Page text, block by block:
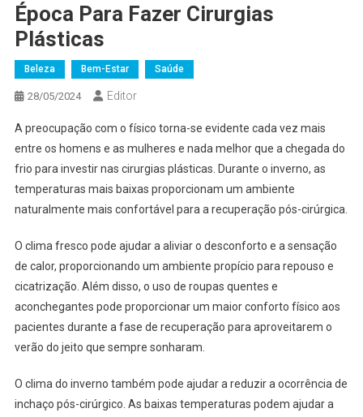
Época Para Fazer Cirurgias
Plásticas
Beleza Bem-Estar Saúde
28/05/2024 Editor
A preocupação com o físico torna-se evidente cada vez mais
entre os homens e as mulheres e nada melhor que a chegada do
frio para investir nas cirurgias plásticas. Durante o inverno, as
temperaturas mais baixas proporcionam um ambiente
naturalmente mais confortável para a recuperação pós-cirúrgica.
O clima fresco pode ajudar a aliviar o desconforto e a sensação
de calor, proporcionando um ambiente propício para repouso e
cicatrização. Além disso, o uso de roupas quentes e
aconchegantes pode proporcionar um maior conforto físico aos
pacientes durante a fase de recuperação para aproveitarem o
verão do jeito que sempre sonharam.
O clima do inverno também pode ajudar a reduzir a ocorrência de
inchaço pós-cirúrgico. As baixas temperaturas podem ajudar a